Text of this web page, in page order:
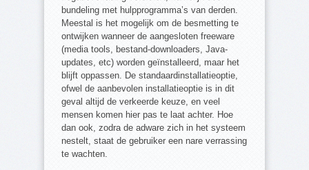
bundeling met hulpprogramma’s van derden.
Meestal is het mogelijk om de besmetting te
ontwijken wanneer de aangesloten freeware
(media tools, bestand-downloaders, Java-
updates, etc) worden geïnstalleerd, maar het
blijft oppassen. De standaardinstallatieoptie,
ofwel de aanbevolen installatieoptie is in dit
geval altijd de verkeerde keuze, en veel
mensen komen hier pas te laat achter. Hoe
dan ook, zodra de adware zich in het systeem
nestelt, staat de gebruiker een nare verrassing
te wachten.